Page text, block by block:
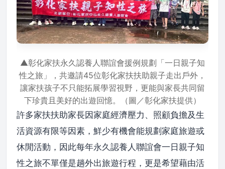
▲彰化家扶永久認養人聯誼會援例規劃「一日親子知
性之旅」，共邀請45位彰化家扶扶助親子走出戶外，
讓家扶孩子不只能拓展學習視野，更能與家長共同留
下珍貴且美好的出遊回憶。（圖／彰化家扶提供）
許多家扶扶助家長因家庭經濟壓力、照顧負擔及生
活資源有限等因素，鮮少有機會能規劃家庭旅遊或
休閒活動，因此每年永久認養人聯誼會一日親子知
性之旅不單僅是趟外出旅遊行程，更是希望藉由活